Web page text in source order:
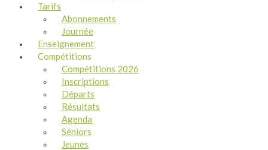
Tarifs
Abonnements
Journée
Enseignement
Compétitions
Compétitions 2026
Inscriptions
Départs
Résultats
Agenda
Séniors
Jeunes